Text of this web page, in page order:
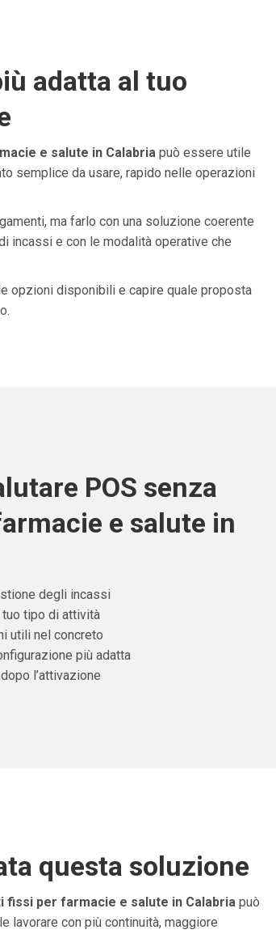
adatta al tuo
e salute in Calabria può essere utile
semplice da usare, rapido nelle operazioni
ma farlo con una soluzione coerente
incassi e con le modalità operative che
opzioni disponibili e capire quale proposta
POS senza
e salute in
degli incassi
tipo di attività
utili nel concreto
più adatta
l’attivazione
questa soluzione
fissi per farmacie e salute in Calabriapuò
lavorare con più continuità, maggiore